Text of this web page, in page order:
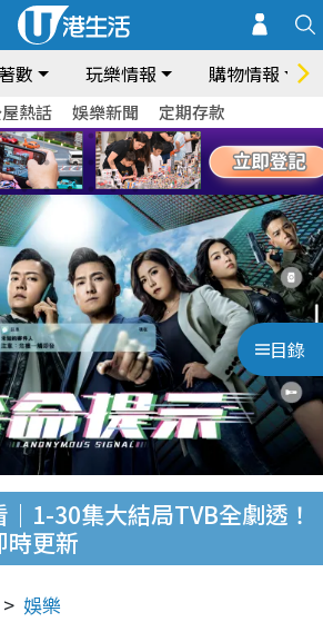
數 玩樂情報 購物情報
熱話 娛樂新聞 定期存款
目錄
1-30集大結局TVB全劇透！
時更新
娛樂